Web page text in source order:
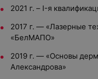
2021 г. – I-я
2017 г. — «Лазерные
«БелМАПО»
2019 г. — «Основы
Александрова»